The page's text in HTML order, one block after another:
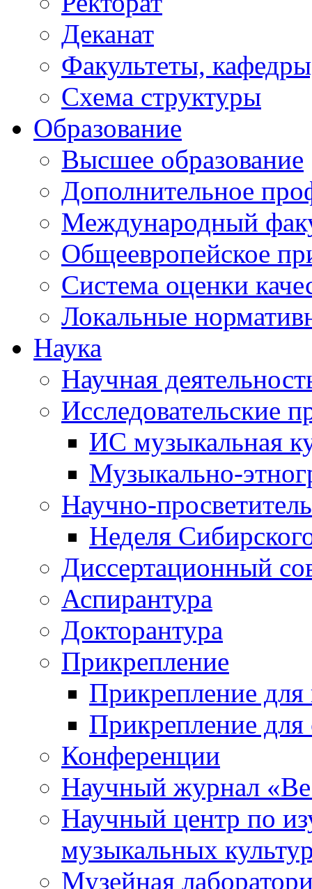
Деканат
Факультеты,
Схема структуры
Образование
Высшее образование
Дополнительное
Международный
Общеевропейское
Система оценки
Локальные
Наука
Научная
Исследовательские
ИС музыкальная
Музыкально-
Научно-
Неделя
Диссертационный
Аспирантура
Докторантура
Прикрепление
Прикрепление для
Прикрепление для
Конференции
Научный журнал
Научный центр по
музыкальных
Музейная